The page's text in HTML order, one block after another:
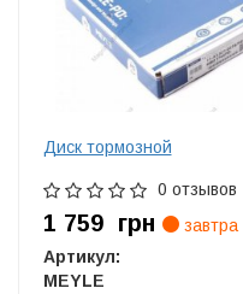
Диск тормозной
0 отзывов
1 759 грн
завтра
Артикул:
MEYLE